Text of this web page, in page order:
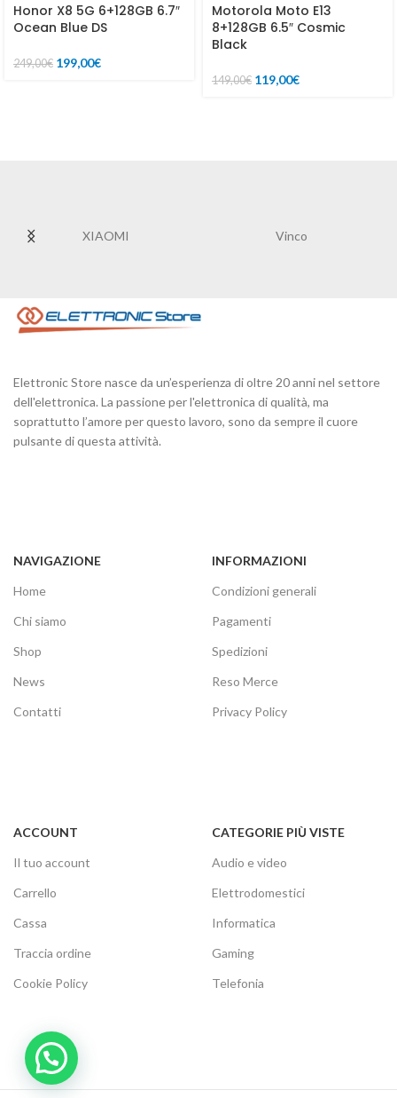
Honor X8 5G 6+128GB 6.7″
Ocean Blue DS
249,00€ 199,00€
Motorola Moto E13
8+128GB 6.5″ Cosmic
Black
149,00€ 119,00€
XIAOMI Vinco
Elettronic Store nasce da un’esperienza di oltre 20 anni nel settore
dell'elettronica. La passione per l'elettronica di qualità, ma
soprattutto l’amore per questo lavoro, sono da sempre il cuore
pulsante di questa attività.
NAVIGAZIONE
Home
Chi siamo
Shop
News
Contatti
INFORMAZIONI
Condizioni generali
Pagamenti
Spedizioni
Reso Merce
Privacy Policy
ACCOUNT
Il tuo account
Carrello
Cassa
Traccia ordine
Cookie Policy
CATEGORIE PIÙ VISTE
Audio e video
Elettrodomestici
Informatica
Gaming
Telefonia